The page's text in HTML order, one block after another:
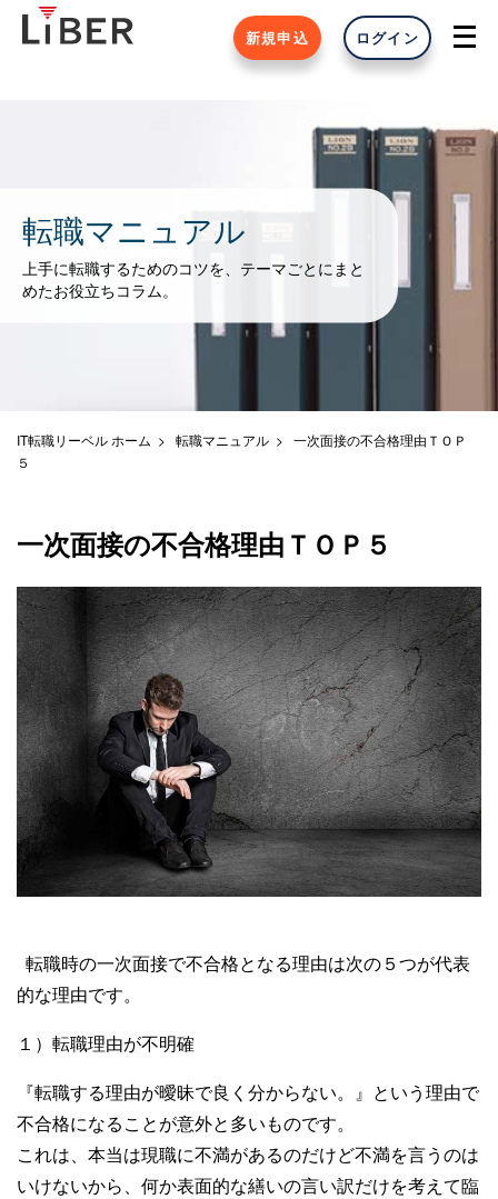
新規申込 ログイン
転職マニュアル
上手に転職するためのコツを、テーマごとにまと
めたお役立ちコラム。
IT転職リーベル ホーム 転職マニュアル
一次面接の不合格理由ＴＯＰ
５
一次面接の不合格理由ＴＯＰ５
転職時の一次面接で不合格となる理由は次の５つが代表
的な理由です。
１）転職理由が不明確
『転職する理由が曖昧で良く分からない。』という理由で
不合格になることが意外と多いものです。
これは、本当は現職に不満があるのだけど不満を言うのは
いけないから、何か表面的な繕いの言い訳だけを考えて臨